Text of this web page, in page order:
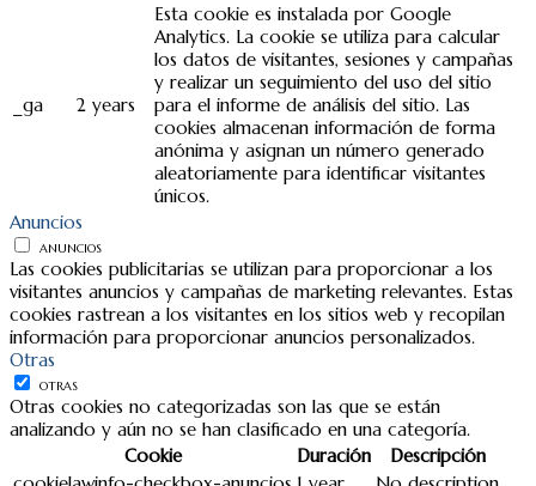
_ga 2 years
Esta cookie es instalada por Google
Analytics. La cookie se utiliza para calcular
los datos de visitantes, sesiones y campañas
y realizar un seguimiento del uso del sitio
para el informe de análisis del sitio. Las
cookies almacenan información de forma
anónima y asignan un número generado
aleatoriamente para identificar visitantes
únicos.
Anuncios
ANUNCIOS
Las cookies publicitarias se utilizan para proporcionar a los
visitantes anuncios y campañas de marketing relevantes. Estas
cookies rastrean a los visitantes en los sitios web y recopilan
información para proporcionar anuncios personalizados.
Otras
OTRAS
Otras cookies no categorizadas son las que se están
analizando y aún no se han clasificado en una categoría.
Cookie
Duración
Descripción